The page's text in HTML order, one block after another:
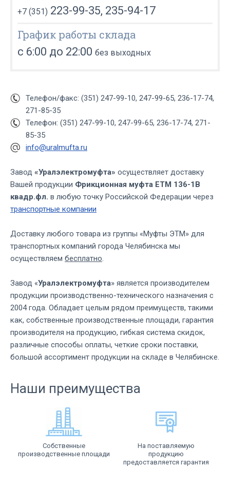
+7 (351) 223-99-35, 235-94-17
График работы склада
с 6:00 до 22:00 без выходных
Телефон/факс: (351) 247-99-10, 247-99-65, 236-17-74,
271-85-35
Телефон: (351) 247-99-10, 247-99-65, 236-17-74, 271-
85-35
info@uralmufta.ru
Завод «Уралэлектромуфта» осуществляет доставку
Вашей продукции Фрикционная муфта ЕТМ 136-1В
квадр.фл. в любую точку Российской Федерации через
транспортные компании
Доставку любого товара из группы «Муфты ЭТМ» для
транспортных компаний города Челябинска мы
осуществляем бесплатно.
Завод «Уралэлектромуфта» является производителем
продукции производственно-технического назначения с
2004 года. Обладает целым рядом преимуществ, такими
как, собственные производственные площади, гарантия
производителя на продукцию, гибкая система скидок,
различные способы оплаты, четкие сроки поставки,
большой ассортимент продукции на складе в Челябинске.
Наши преимущества
Собственные
производственные площади
На поставляемую
продукцию
предоставляется гарантия